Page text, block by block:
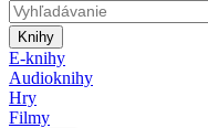
Knihy
E-knihy
Audioknihy
Hry
Filmy